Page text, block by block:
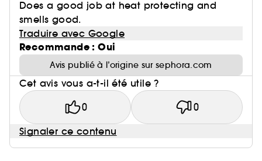
Does a good job at heat protecting and
smells good.
Traduire avec Google
Recommande : Oui
Avis publié à l’origine sur sephora.com
Cet avis vous a-t-il été utile ?
0 0
Signaler ce contenu